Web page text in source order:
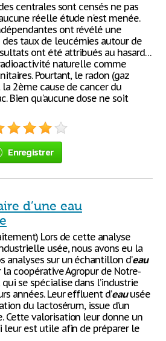
centrales sont censés ne pas
réelle étude n'est menée.
ont révélé une
taux de leucémies autour de
ont été attribués au hasard…
naturelle comme
Pourtant, le radon (gaz
2ème cause de cancer du
Bien qu'aucune dose ne soit
Enregistrer
d’une eau
Lors de cette analyse
usée, nous avons eu la
analyses sur un échantillon d’eau
coopérative Agropur de Notre-
se spécialise dans l’industrie
années. Leur effluent d’eauusée
du lactosérum, issue d’un
Cette valorisation leur donne un
leur est utile afin de préparer le